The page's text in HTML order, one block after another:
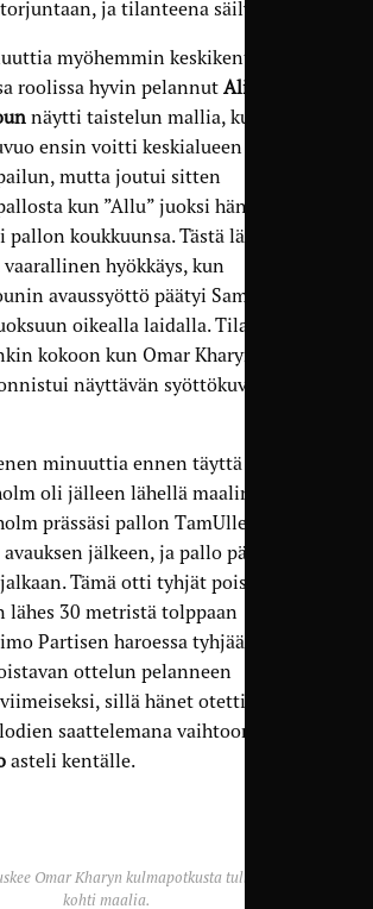
ja tilanteena säilyi 0–0.
myöhemmin keskikentän
roolissa hyvin pelannut Ali
näytti taistelun mallia, kun
ensin voitti keskialueen
mutta joutui sitten
kun ”Allu” juoksi hänet
koukkuunsa. Tästä lähti myös
hyökkäys, kun
avaussyöttö päätyi Sami
oikealla laidalla. Tilanne
kokoon kun Omar Kharyn
näyttävän syöttökuvion
minuuttia ennen täyttä aikaa
oli jälleen lähellä maalintekoa.
prässäsi pallon TamUlle KäPa-
jälkeen, ja pallo päätyi
Tämä otti tyhjät pois ja
lähes 30 metristä tolppaan
Partisen haroessa tyhjää. Tilanne
ottelun pelanneen
sillä hänet otettiin
saattelemana vaihtoon, ja
asteli kentälle.
Omar Kharyn kulmapotkusta tulleen pallon
kohti maalia.